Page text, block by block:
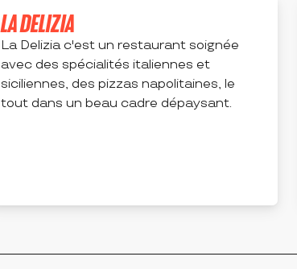
LA DELIZIA
La Delizia c'est un restaurant soignée
avec des spécialités italiennes et
siciliennes, des pizzas napolitaines, le
tout dans un beau cadre dépaysant.